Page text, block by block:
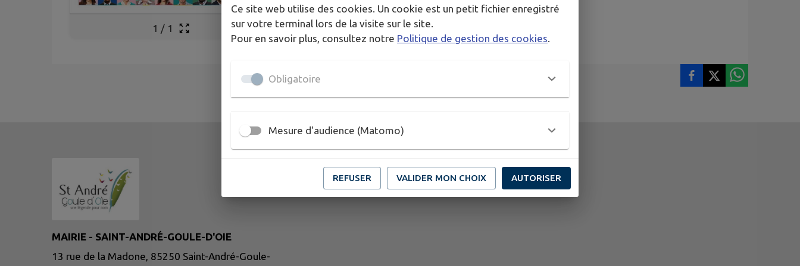
1 / 1
MAIRIE - SAINT-ANDRÉ-GOULE-D'OIE
13 rue de la Madone, 85250 Saint-André-Goule-
Ce site web utilise des cookies. Un cookie est un petit fichier enregistré
sur votre terminal lors de la visite sur le site.
Pour en savoir plus, consultez notre Politique de gestion des cookies
Obligatoire
Mesure d'audience (Matomo)
REFUSER VALIDER MON CHOIX AUTORISER